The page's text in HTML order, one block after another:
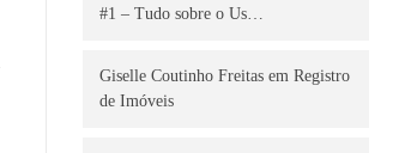
#1 – Tudo sobre o Us…
Giselle Coutinho Freitas em Registro
de Imóveis